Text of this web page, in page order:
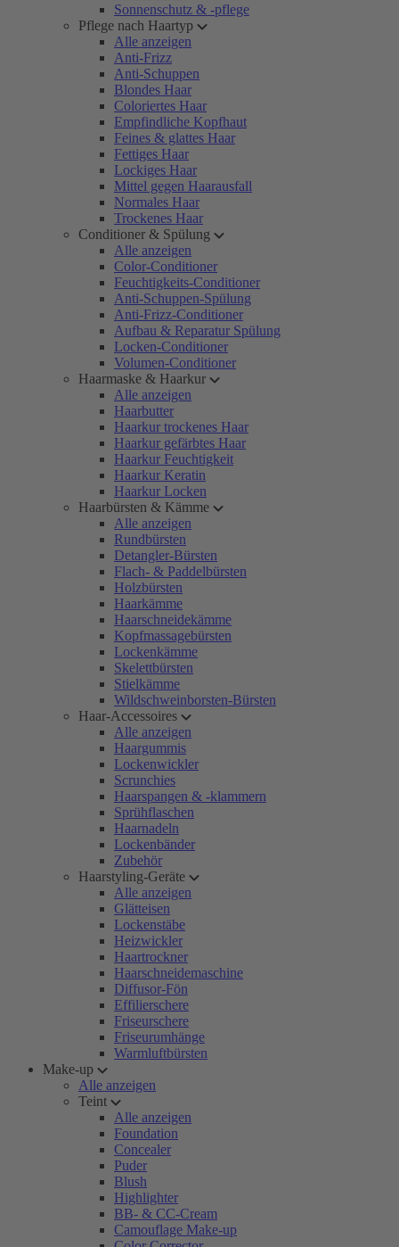
Sonnenschutz & -pflege
Pflege nach Haartyp
Alle anzeigen
Anti-Frizz
Anti-Schuppen
Blondes Haar
Coloriertes Haar
Empfindliche Kopfhaut
Feines & glattes Haar
Fettiges Haar
Lockiges Haar
Mittel gegen Haarausfall
Normales Haar
Trockenes Haar
Conditioner & Spülung
Alle anzeigen
Color-Conditioner
Feuchtigkeits-Conditioner
Anti-Schuppen-Spülung
Anti-Frizz-Conditioner
Aufbau & Reparatur Spülung
Locken-Conditioner
Volumen-Conditioner
Haarmaske & Haarkur
Alle anzeigen
Haarbutter
Haarkur trockenes Haar
Haarkur gefärbtes Haar
Haarkur Feuchtigkeit
Haarkur Keratin
Haarkur Locken
Haarbürsten & Kämme
Alle anzeigen
Rundbürsten
Detangler-Bürsten
Flach- & Paddelbürsten
Holzbürsten
Haarkämme
Haarschneidekämme
Kopfmassagebürsten
Lockenkämme
Skelettbürsten
Stielkämme
Wildschweinborsten-Bürsten
Haar-Accessoires
Alle anzeigen
Haargummis
Lockenwickler
Scrunchies
Haarspangen & -klammern
Sprühflaschen
Haarnadeln
Lockenbänder
Zubehör
Haarstyling-Geräte
Alle anzeigen
Glätteisen
Lockenstäbe
Heizwickler
Haartrockner
Haarschneidemaschine
Diffusor-Fön
Effilierschere
Friseurschere
Friseurumhänge
Warmluftbürsten
Make-up
Alle anzeigen
Teint
Alle anzeigen
Foundation
Concealer
Puder
Blush
Highlighter
BB- & CC-Cream
Camouflage Make-up